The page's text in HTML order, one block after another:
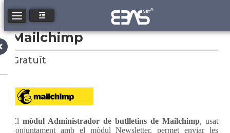
Toggle navigation
Mailchimp
Gratuït
El mòdul Administrador de butlletins de Mailchimp, usat
conjuntament amb el mòdul Newsletter, permet enviar les